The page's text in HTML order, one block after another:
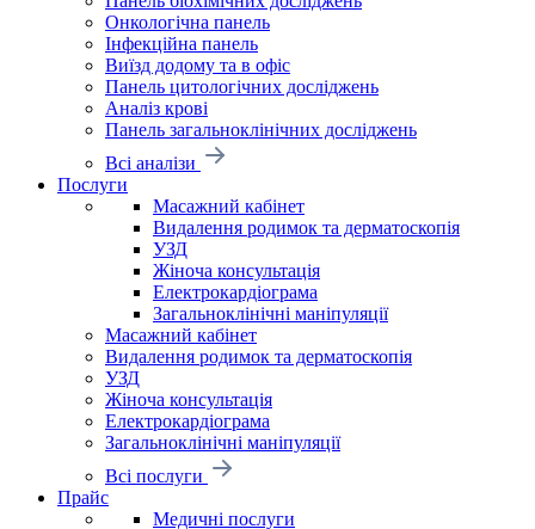
Онкологічна панель
Інфекційна панель
Виїзд додому та в офіс
Панель цитологічних досліджень
Аналіз крові
Панель загальноклінічних досліджень
Всі аналізи
Послуги
Масажний кабінет
Видалення родимок та дерматоскопія
УЗД
Жіноча консультація
Електрокардіограма
Загальноклінічні маніпуляції
Масажний кабінет
Видалення родимок та дерматоскопія
УЗД
Жіноча консультація
Електрокардіограма
Загальноклінічні маніпуляції
Всі послуги
Прайс
Медичні послуги